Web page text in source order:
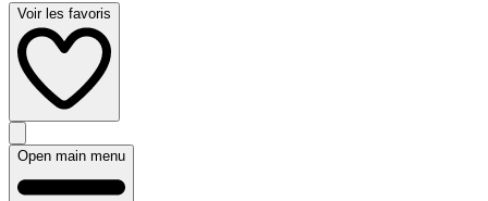
Voir les favoris
Open main menu